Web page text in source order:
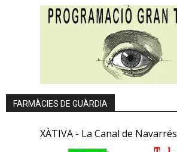
FARMÀCIES DE GUÀRDIA
XÀTIVA - La Canal de Navarrés